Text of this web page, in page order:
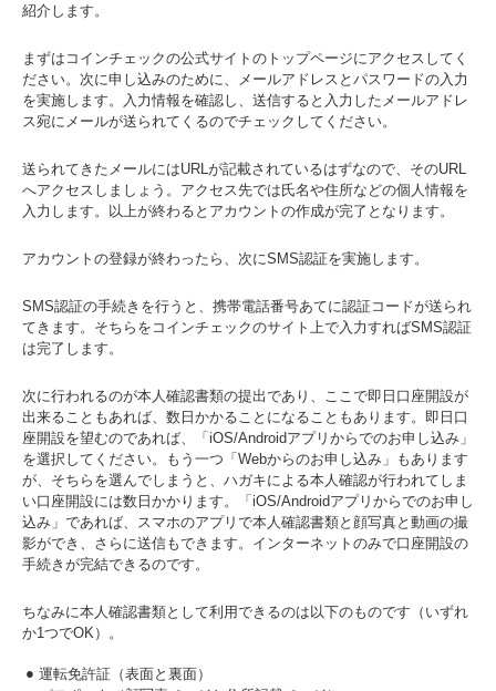
紹介します。
まずはコインチェックの公式サイトのトップページにアクセスしてく
ださい。次に申し込みのために、メールアドレスとパスワードの入力
を実施します。入力情報を確認し、送信すると入力したメールアドレ
ス宛にメールが送られてくるのでチェックしてください。
送られてきたメールにはURLが記載されているはずなので、そのURL
へアクセスしましょう。アクセス先では氏名や住所などの個人情報を
入力します。以上が終わるとアカウントの作成が完了となります。
アカウントの登録が終わったら、次にSMS認証を実施します。
SMS認証の手続きを行うと、携帯電話番号あてに認証コードが送られ
てきます。そちらをコインチェックのサイト上で入力すればSMS認証
は完了します。
次に行われるのが本人確認書類の提出であり、ここで即日口座開設が
出来ることもあれば、数日かかることになることもあります。即日口
座開設を望むのであれば、「iOS/Androidアプリからでのお申し込み」
を選択してください。もう一つ「Webからのお申し込み」もあります
が、そちらを選んでしまうと、ハガキによる本人確認が行われてしま
い口座開設には数日かかります。「iOS/Androidアプリからでのお申し
込み」であれば、スマホのアプリで本人確認書類と顔写真と動画の撮
影ができ、さらに送信もできます。インターネットのみで口座開設の
手続きが完結できるのです。
ちなみに本人確認書類として利用できるのは以下のものです（いずれ
か1つでOK）。
運転免許証（表面と裏面）